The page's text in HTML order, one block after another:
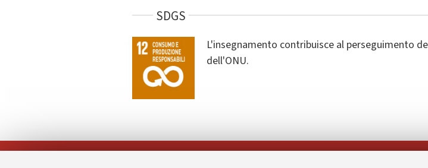
SDGS
L'insegnamento contribuisce al perseguimento
dell'ONU.